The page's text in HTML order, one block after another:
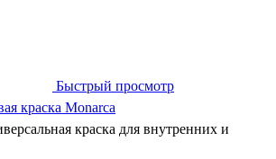
Быстрый просмотр
краска Monarca
краска для внутренних и